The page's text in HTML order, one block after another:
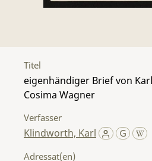
Titel
eigenhändiger Brief von
Cosima Wagner
Verfasser
Klindworth, Karl
Adressat(en)